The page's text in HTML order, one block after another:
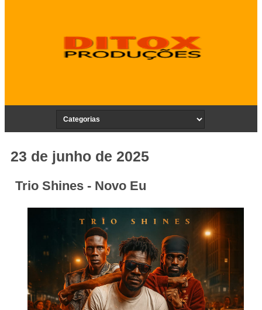
23 de junho de 2025
Trio Shines - Novo Eu